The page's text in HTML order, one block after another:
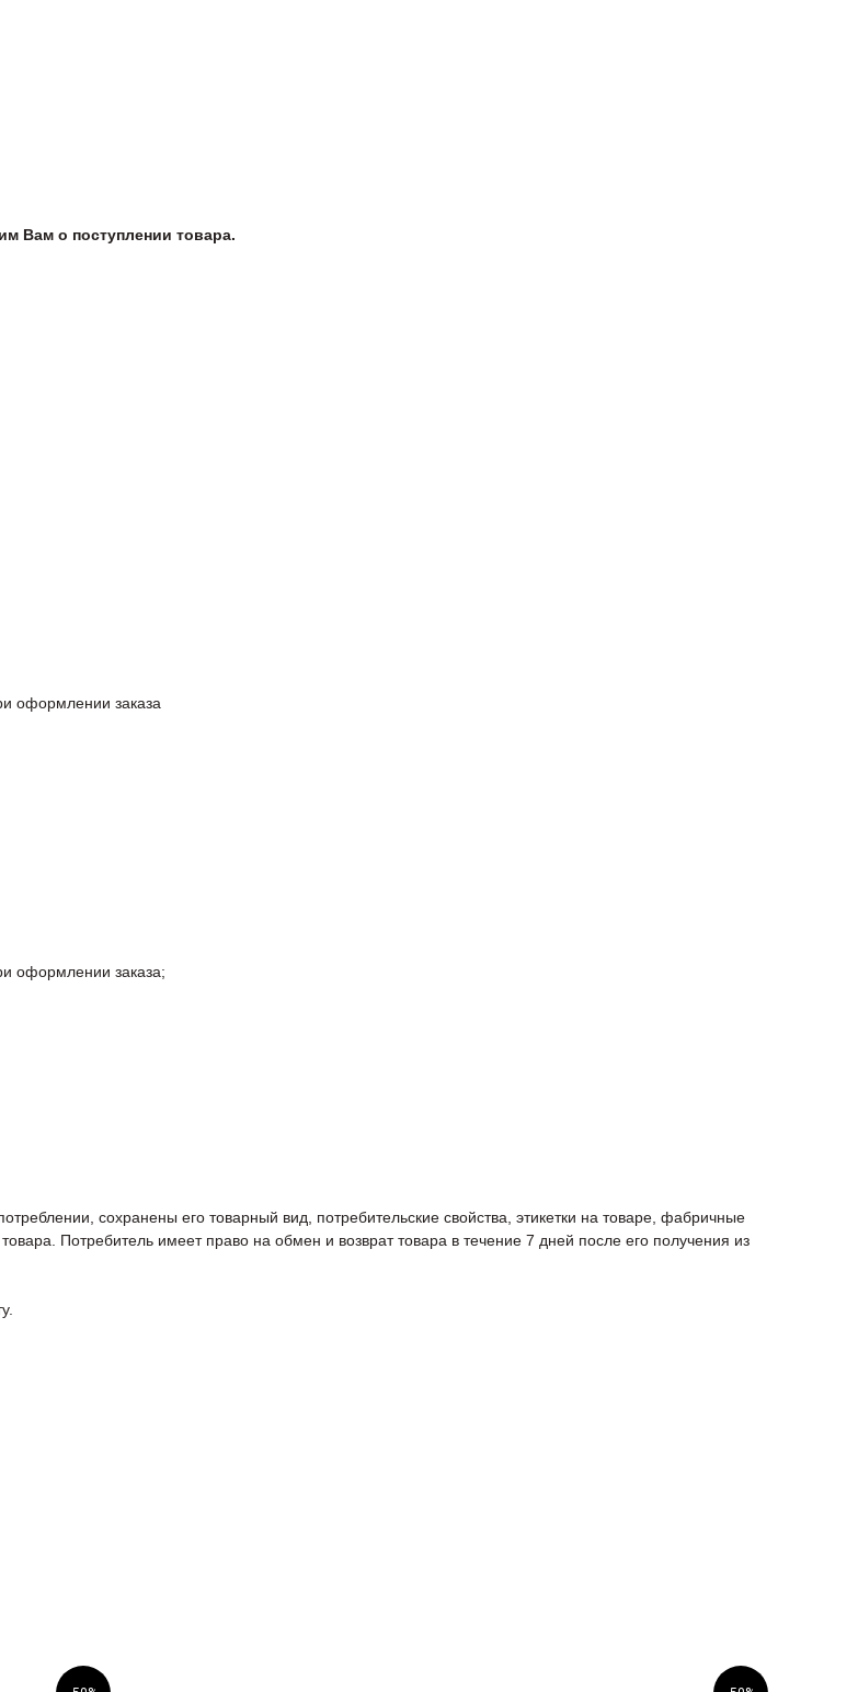
Вам о поступлении товара.
оформлении заказа
оформлении заказа;
сохранены его товарный вид, потребительские свойства, этикетки на товаре, фабричные
Потребитель имеет право на обмен и возврат товара в течение 7 дней после его получения из